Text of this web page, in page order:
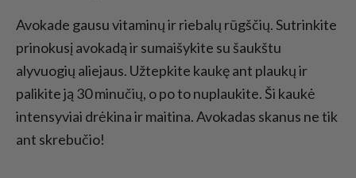
Avokade gausu vitaminų ir riebalų rūgščių. Sutrinkite
prinokusį avokadą ir sumaišykite su šaukštu
alyvuogių aliejaus. Užtepkite kaukę ant plaukų ir
palikite ją 30 minučių, o po to nuplaukite. Ši kaukė
intensyviai drėkina ir maitina. Avokadas skanus ne tik
ant skrebučio!